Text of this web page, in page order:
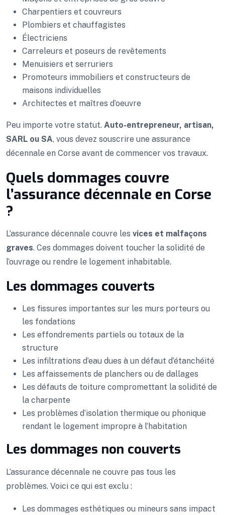
Charpentiers et couvreurs
Plombiers et chauffagistes
Électriciens
Carreleurs et poseurs de revêtements
Menuisiers et serruriers
Promoteurs immobiliers et constructeurs de
maisons individuelles
Architectes et maîtres d’oeuvre
Peu importe votre statut. Auto-entrepreneur, artisan,
SARL ou SA, vous devez souscrire une assurance
décennale en Corse avant de commencer vos travaux.
Quels dommages couvre
l’assurance décennale en Corse
?
L’assurance décennale couvre les vices et malfaçons
graves. Ces dommages doivent toucher la solidité de
l’ouvrage ou rendre le logement inhabitable.
Les dommages couverts
Les fissures importantes sur les murs porteurs ou
les fondations
Les effondrements partiels ou totaux de la
structure
Les infiltrations d’eau dues à un défaut d’étanchéité
Les affaissements de planchers ou de dallages
Les défauts de toiture compromettant la solidité de
la charpente
Les problèmes d’isolation thermique ou phonique
rendant le logement impropre à l’habitation
Les dommages non couverts
L’assurance décennale ne couvre pas tous les
problèmes. Voici ce qui est exclu :
Les dommages esthétiques ou mineurs sans impact